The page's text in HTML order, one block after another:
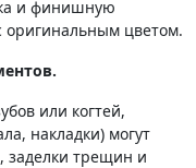
и финишную
оригинальным цветом.
или когтей,
накладки) могут
заделки трещин и